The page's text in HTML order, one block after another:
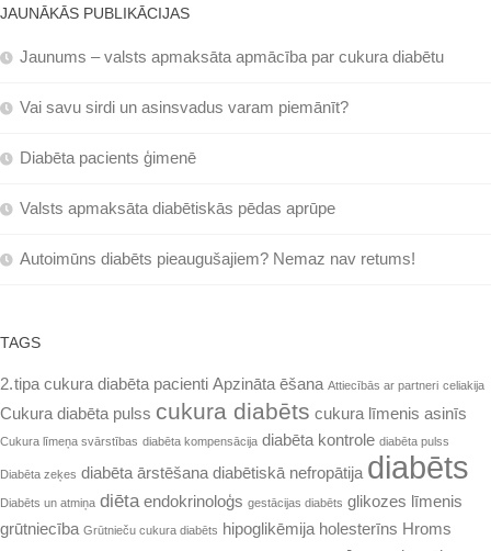
JAUNĀKĀS PUBLIKĀCIJAS
Jaunums – valsts apmaksāta apmācība par cukura diabētu
Vai savu sirdi un asinsvadus varam piemānīt?
Diabēta pacients ģimenē
Valsts apmaksāta diabētiskās pēdas aprūpe
Autoimūns diabēts pieaugušajiem? Nemaz nav retums!
TAGS
2. tipa cukura diabēta pacienti Apzināta ēšana Attiecībās ar partneri celiakija
Cukura diabēta pulss cukura diabēts cukura līmenis asinīs
Cukura līmeņa svārstības diabēta kompensācija diabēta kontrole diabēta pulss
Diabēta zeķes diabēta ārstēšana diabētiskā nefropātija diabēts
Diabēts un atmiņa diēta endokrinoloģs gestācijas diabēts glikozes līmenis
grūtniecība Grūtnieču cukura diabēts hipoglikēmija holesterīns Hroms